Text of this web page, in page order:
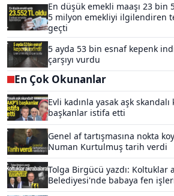
En düşük emekli maaşı 23 bin
5 milyon emekliyi ilgilendiren
geçti
5 ayda 53 bin esnaf kepenk
çarşıyı vurdu
En Çok Okunanlar
Evli kadınla yasak aşk skandalı
başkanlar istifa etti
Genel af tartışmasına nokta
Numan Kurtulmuş tarih verdi
Tolga Birgücü yazdı: Koltuklar
Belediyesi'nde babaya fen